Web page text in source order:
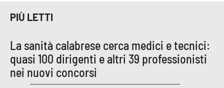
PIÙ LETTI
La sanità calabrese cerca medici e tecnici:
quasi 100 dirigenti e altri 39 professionisti
nei nuovi concorsi